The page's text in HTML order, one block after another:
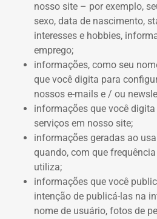
nosso site – por exemplo,
sexo, data de nascimento,
interesses e hobbies,
emprego;
informações, como seu
que você digita para
nossos e-mails e / ou
informações que você
serviços em nosso site;
informações geradas ao
quando, com que
utiliza;
informações que você
intenção de publicá-las na
nome de usuário, fotos de